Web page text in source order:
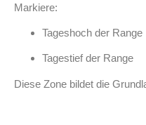
Markiere:
Tageshoch der Range
Tagestief der Range
Diese Zone bildet die